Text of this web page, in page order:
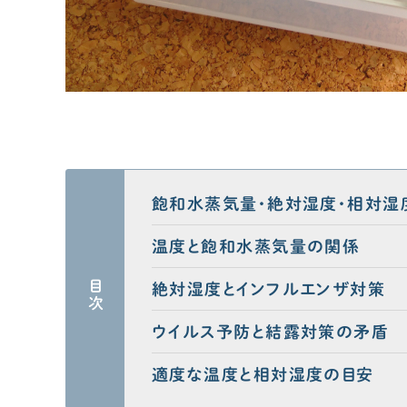
目次
飽和水蒸気量・絶対湿度・相対湿
温度と飽和水蒸気量の関係
絶対湿度とインフルエンザ対策
ウイルス予防と結露対策の矛盾
適度な温度と相対湿度の目安